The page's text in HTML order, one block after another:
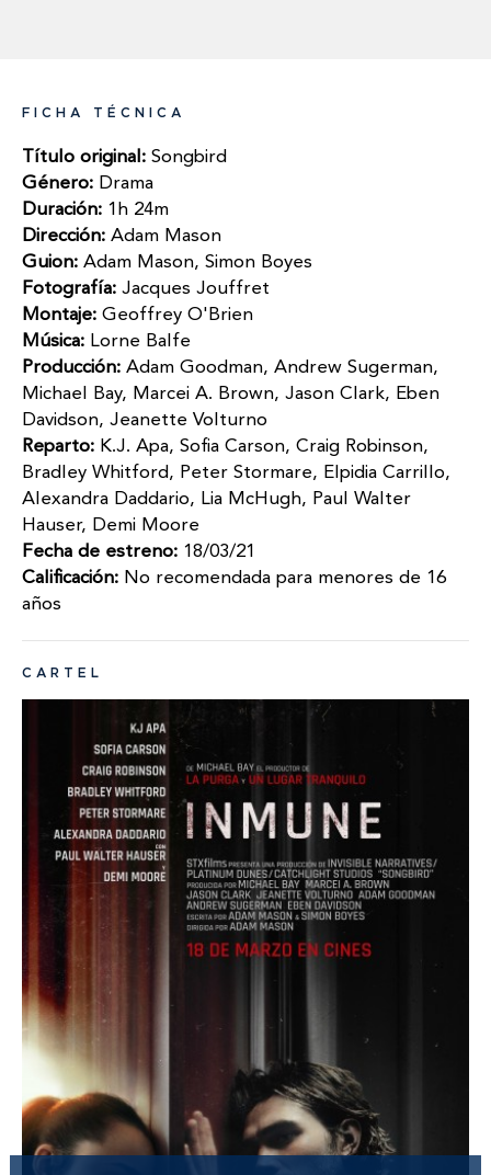
FICHA TÉCNICA
Título original: Songbird
Género: Drama
Duración: 1h 24m
Dirección: Adam Mason
Guion: Adam Mason, Simon Boyes
Fotografía: Jacques Jouffret
Montaje: Geoffrey O'Brien
Música: Lorne Balfe
Producción: Adam Goodman, Andrew Sugerman,
Michael Bay, Marcei A. Brown, Jason Clark, Eben
Davidson, Jeanette Volturno
Reparto: K.J. Apa, Sofia Carson, Craig Robinson,
Bradley Whitford, Peter Stormare, Elpidia Carrillo,
Alexandra Daddario, Lia McHugh, Paul Walter
Hauser, Demi Moore
Fecha de estreno: 18/03/21
Calificación: No recomendada para menores de 16
años
CARTEL